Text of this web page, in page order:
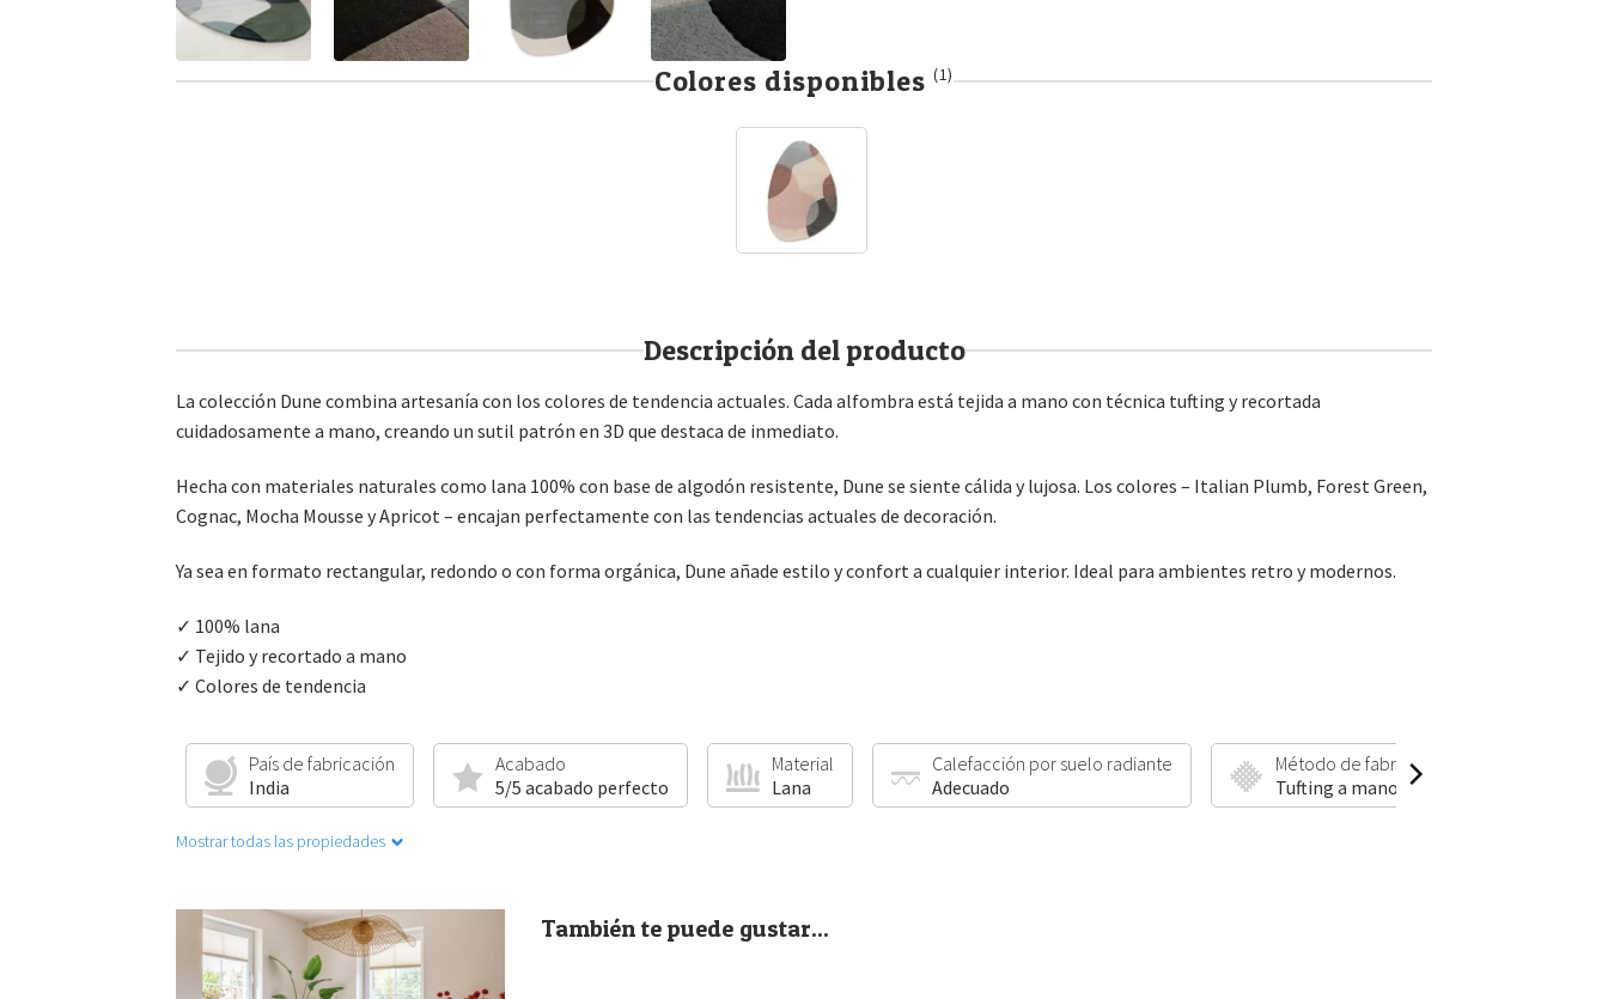
Colores disponibles (1)
Descripción del producto
La colección Dune combina artesanía con los colores de tendencia actuales. Cada alfombra está tejida a mano con técnica tufting y recortada
cuidadosamente a mano, creando un sutil patrón en 3D que destaca de inmediato.
Hecha con materiales naturales como lana 100% con base de algodón resistente, Dune se siente cálida y lujosa. Los colores – Italian Plumb, Forest Green,
Cognac, Mocha Mousse y Apricot – encajan perfectamente con las tendencias actuales de decoración.
Ya sea en formato rectangular, redondo o con forma orgánica, Dune añade estilo y confort a cualquier interior. Ideal para ambientes retro y modernos.
✓ 100% lana
✓ Tejido y recortado a mano
✓ Colores de tendencia
País de fabricación
India
Acabado
5/5 acabado perfecto
Material
Lana
Calefacción por suelo radiante
Adecuado
Método de fabricación
Tufting a mano
Mostrar todas las propiedades
También te puede gustar...